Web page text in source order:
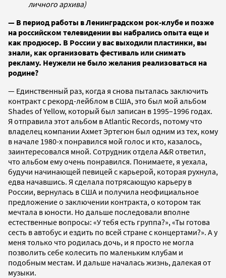
личного архива)
— В период работы в Ленинградском рок-клубе и позже
на российском телевидении вы набрались опыта еще и
как продюсер. В России у вас выходили пластинки, вы
знали, как организовать фестиваль или снимать
рекламу. Неужели не было желания реализоваться на
родине?
— Единственный раз, когда я снова пыталась заключить
контракт с рекорд-лейблом в США, это был мой альбом
Shades of Yellow, который был записан в 1995–1996 годах.
Я отправила этот альбом в Atlantic Records, потому что
владелец компании Ахмет Эртегюн был одним из тех, кому
в начале 1980-х понравился мой голос и кто, казалось,
заинтересовался мной. Сотрудник отдела A&R ответил,
что альбом ему очень понравился. Понимаете, я уехала,
будучи начинающей певицей с карьерой, которая рухнула,
едва начавшись. Я сделала потрясающую карьеру в
России, вернулась в США и получила неофициальное
предложение о заключении контракта, о котором так
мечтала в юности. Но дальше последовали вполне
естественные вопросы: «У тебя есть группа?», «Ты готова
сесть в автобус и ездить по всей стране с концертами?». А у
меня только что родилась дочь, и я просто не могла
позволить себе колесить по маленьким клубам и
подобным местам. И дальше началась жизнь, далекая от
музыки.